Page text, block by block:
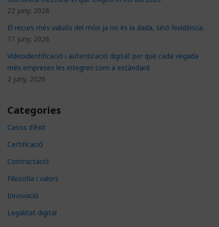
22 juny, 2026
El recurs més valuós del món ja no és la dada, sinó l’evidència.
17 juny, 2026
Videoidentificació i autenticació digital: per què cada vegada
més empreses les integren com a estàndard
2 juny, 2026
Categories
Casos d'èxit
Certificació
Contractació
Filosofia i valors
Innovació
Legalitat digital